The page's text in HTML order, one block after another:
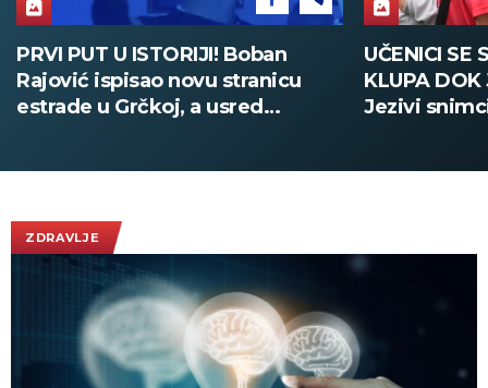
UČENICI SE SAKRILI ISPOD
KLUPA DOK JE VRŠNJAK PUCAO:
Jezivi snimci iz škole na Tajlandu
PUCNJAVA
MRTVIH
ZDRAVLJE